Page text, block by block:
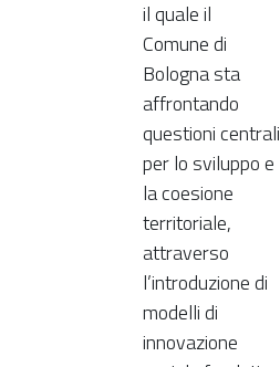
il quale il
Comune di
Bologna sta
affrontando
questioni centrali
per lo sviluppo e
la coesione
territoriale,
attraverso
l’introduzione di
modelli di
innovazione